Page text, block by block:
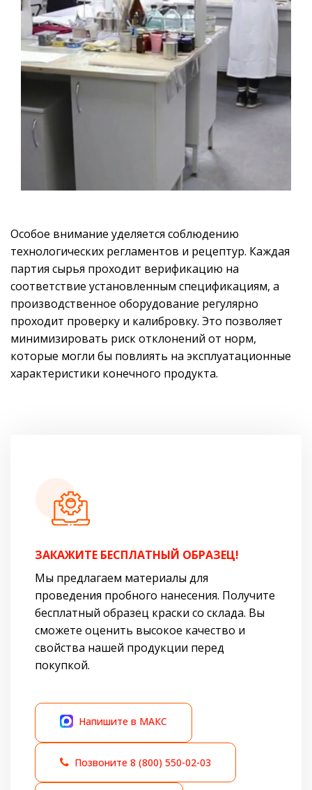
Особое внимание уделяется соблюдению
технологических регламентов и рецептур. Каждая
партия сырья проходит верификацию на
соответствие установленным спецификациям, а
производственное оборудование регулярно
проходит проверку и калибровку. Это позволяет
минимизировать риск отклонений от норм,
которые могли бы повлиять на эксплуатационные
характеристики конечного продукта.
ЗАКАЖИТЕ БЕСПЛАТНЫЙ ОБРАЗЕЦ!
Мы предлагаем материалы для
проведения пробного нанесения. Получите
бесплатный образец краски со склада. Вы
сможете оценить высокое качество и
свойства нашей продукции перед
покупкой.
Напишите в МАКС
Позвоните 8 (800) 550-02-03